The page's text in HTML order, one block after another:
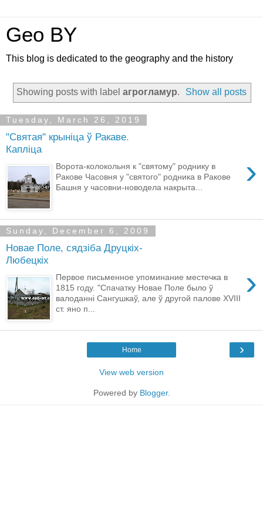
Geo BY
This blog is dedicated to the geography and the history
Showing posts with label агрогламур. Show all posts
Tuesday, March 26, 2019
"Святая" крыніца ў Ракаве.
Каплiца
›
Ворота-колокольня к "святому" роднику в
Ракове Часовня у "святого" родника в Ракове
Башня у часовни-новодела накрыта...
Sunday, December 6, 2009
Новае Поле, сядзіба Друцкіх-
Любецкіх
›
Первое письменное упоминание местечка в
1815 году. "Спачатку Новае Поле было ў
валоданні Сангушкаў, але ў другой палове XVIII
ст. яно п...
›
Home
View web version
Powered by Blogger.